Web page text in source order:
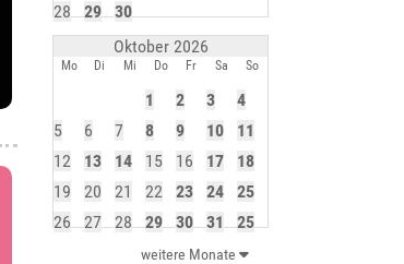
28
29
30
Oktober 2026
Mo Di Mi Do Fr Sa So
1 2 3
4
5
6 7 8 9 10
11
12
13 14 15 16 17
18
19
20 21 22 23 24
25
26
27 28 29 30 31 25
weitere Monate